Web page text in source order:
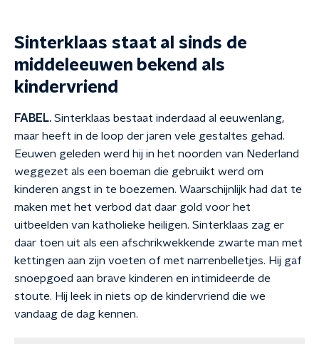
Sinterklaas staat al sinds de
middeleeuwen bekend als
kindervriend
FABEL. Sinterklaas bestaat inderdaad al eeuwenlang,
maar heeft in de loop der jaren vele gestaltes gehad.
Eeuwen geleden werd hij in het noorden van Nederland
weggezet als een boeman die gebruikt werd om
kinderen angst in te boezemen. Waarschijnlijk had dat te
maken met het verbod dat daar gold voor het
uitbeelden van katholieke heiligen. Sinterklaas zag er
daar toen uit als een afschrikwekkende zwarte man met
kettingen aan zijn voeten of met narrenbelletjes. Hij gaf
snoepgoed aan brave kinderen en intimideerde de
stoute. Hij leek in niets op de kindervriend die we
vandaag de dag kennen.